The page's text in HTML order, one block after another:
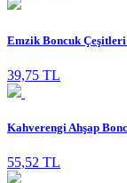
Emzik Boncuk
39,75 TL
Kahverengi Ahşap
55,52 TL